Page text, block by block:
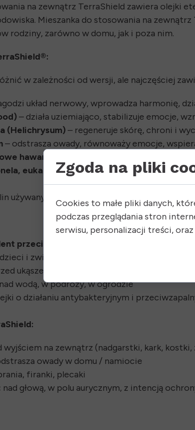
na zewnątrz TerraShield zawiera olejki
Mieszanka do stosowania na
rodziny, zarówno w domu, jak i poza nim.
w zależności od wersji, ale najczęściej
układ nerwowy, wprowadza harmonię,
– działa uziemiająco, stabilizuje emocje,
(Helichrysum)– regeneruje skórę, chroni i
– odstrasza owady, równoważy emocje,
hawańskie
eukaliptus, liść tymianku, litsea, paczula,
używanych tradycyjnie jako naturalne
przeciw komarom, meszkom, kleszczom,
i zwierząt (w rozcieńczeniu)
ukąszeniami – bez syntetycznych toksyn
wodą, w podróży, w ogrodzie
o działaniu antybakteryjnym i
wyjściem na zewnątrz (nadgarstki, kark, kostki,
owady w domu / namiocie
firanki, plecaki
nad głową, w polu aurycznym, z intencją
Zgoda na pliki
Cookies to małe pliki danych,
podczas przeglądania stron
serwisu, personalizacji treści,